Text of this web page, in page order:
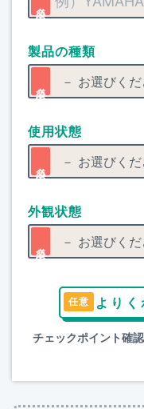
製品の種類
使用状態
外観状態
より
チェックポイント確